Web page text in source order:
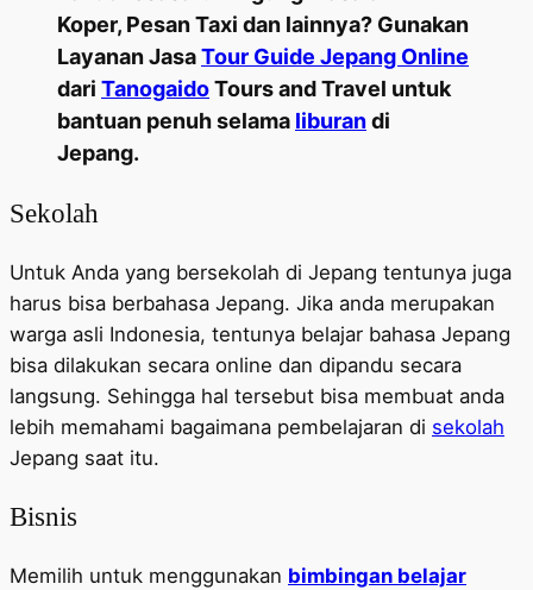
Koper, Pesan Taxi dan lainnya? Gunakan
Layanan JasaTour Guide Jepang Online
dari TanogaidoTours and Travel untuk
bantuan penuh selama liburandi
Jepang.
Sekolah
Untuk Anda yang bersekolah di Jepang tentunya juga
harus bisa berbahasa Jepang. Jika anda merupakan
warga asli Indonesia, tentunya belajar bahasa Jepang
bisa dilakukan secara online dan dipandu secara
langsung. Sehingga hal tersebut bisa membuat anda
lebih memahami bagaimana pembelajaran di sekolah
Jepang saat itu.
Bisnis
Memilih untuk menggunakan bimbingan belajar